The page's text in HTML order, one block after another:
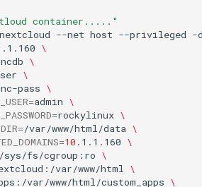
container....."
nextcloud --net host --privileged -
\
ncdb \
\
nc-pass \
=admin \
=rockylinux \
=/var/www/html/data \
=10 .1.1.160 \
fs/cgroup:ro \
var/www/html
\
var/www/html/custom_apps \